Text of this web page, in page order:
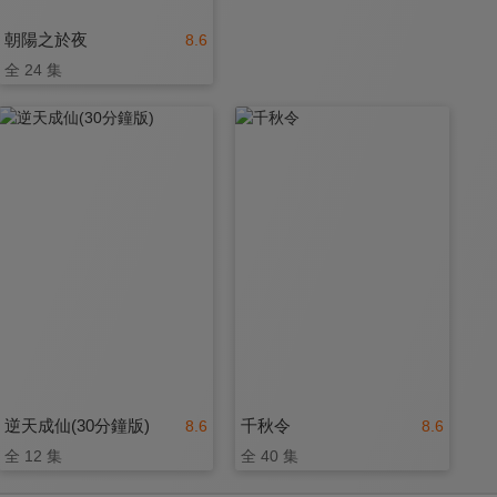
8.6
朝陽之於夜
全 24 集
8.6
逆天成仙(30分鐘版)
全 12 集
8.6
千秋令
全 40 集